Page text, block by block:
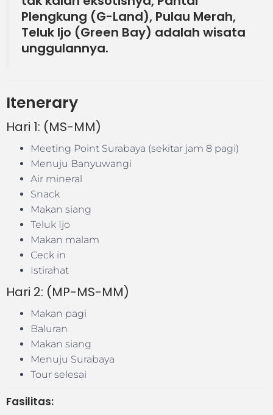
Plengkung (G-Land), Pulau Merah,
Teluk Ijo (Green Bay) adalah wisata
unggulannya.
Itenerary
Hari 1: (MS-MM)
Meeting Point Surabaya (sekitar jam 8 pagi)
Menuju Banyuwangi
Air mineral
Snack
Makan siang
Teluk Ijo
Makan malam
Ceck in
Istirahat
Hari 2: (MP-MS-MM)
Makan pagi
Baluran
Makan siang
Menuju Surabaya
Tour selesai
Fasilitas: